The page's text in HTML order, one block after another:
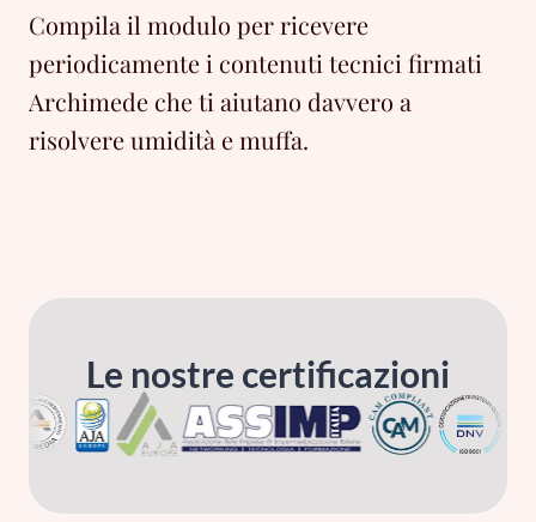
Compila il modulo per ricevere
periodicamente i contenuti tecnici firmati
Archimede che ti aiutano davvero a
risolvere umidità e muffa.
Le nostre certificazioni